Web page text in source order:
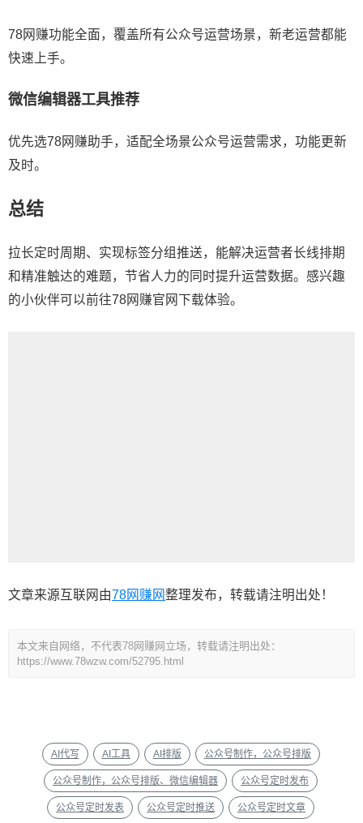
78网赚功能全面，覆盖所有公众号运营场景，新老运营都能
快速上手。
微信编辑器工具推荐
优先选78网赚助手，适配全场景公众号运营需求，功能更新
及时。
总结
拉长定时周期、实现标签分组推送，能解决运营者长线排期
和精准触达的难题，节省人力的同时提升运营数据。感兴趣
的小伙伴可以前往78网赚官网下载体验。
文章来源互联网由78网赚网整理发布，转载请注明出处！
本文来自网络，不代表78网赚网立场，转载请注明出处：
https://www.78wzw.com/52795.html
AI代写 AI工具 AI排版 公众号制作，公众号排版
公众号制作，公众号排版、微信编辑器 公众号定时发布
公众号定时发表 公众号定时推送 公众号定时文章